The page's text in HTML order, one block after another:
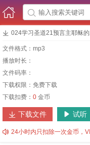
 
 024学习圣道21预言主耶稣
文件格式： mp3
播放时长：
文件码率：
下载权限： 免费下载
下载扣费： 0 金币
 下载文件  试听
 24小时内只扣除一次金币，